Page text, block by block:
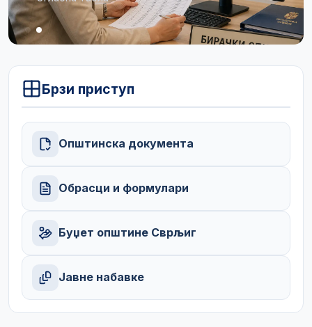
Брзи приступ
Општинска документа
Обрасци и формулари
Буџет општине Сврљиг
Јавне набавке